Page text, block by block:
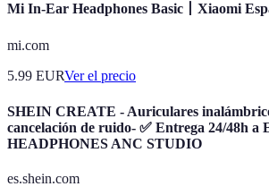
Mi In-Ear Headphones Basic丨Xiaomi
mi.com
5.99 EURVer el precio
SHEIN CREATE - Auriculares
cancelación de ruido- ✅ Entrega 24/48h a
HEADPHONES ANC STUDIO
es.shein.com